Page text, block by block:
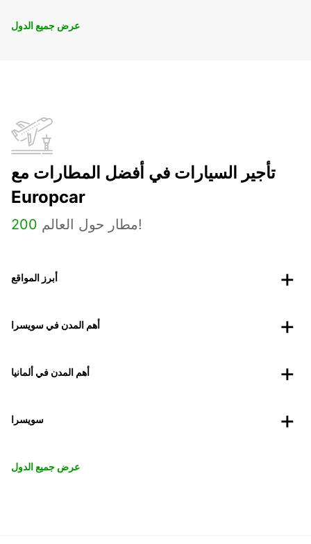
عرض جميع الدول
تأجير السيارات في أفضل المطارات مع
Europcar
200 مطار حول العالم!
أبرز المواقع
أهم المدن في سويسرا
أهم المدن في ألمانيا
سويسرا
عرض جميع الدول